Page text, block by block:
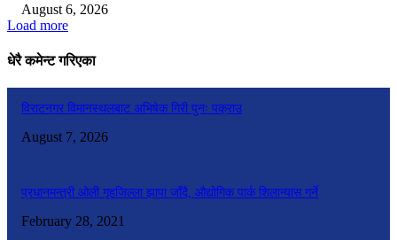
August 6, 2026
Load more
धेरै कमेन्ट गरिएका
विराटनगर विमानस्थलबाट अभिषेक गिरी पुनः पक्राउ
August 7, 2026
प्रधानमन्त्री ओली गृहजिल्ला झापा जाँदै, औद्योगिक पार्क शिलान्यास गर्ने
February 28, 2021